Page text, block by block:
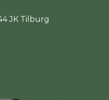
JK Tilburg